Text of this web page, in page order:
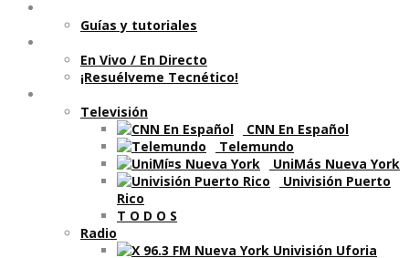
Guí­as y tutoriales
En Vivo / En Directo
¡Resuélveme Tecnético!
Televisión
CNN En Español
Telemundo
UniMás Nueva York
Univisión Puerto
Rico
T O D O S
Radio